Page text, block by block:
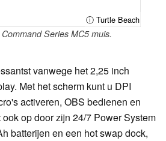
ⓘ Turtle Beach
Series MC5 muis.
vanwege het 2,25 inch
Met het scherm kunt u DPI
activeren, OBS bedienen en
op door zijn 24/7 Power System
batterijen en een hot swap dock,